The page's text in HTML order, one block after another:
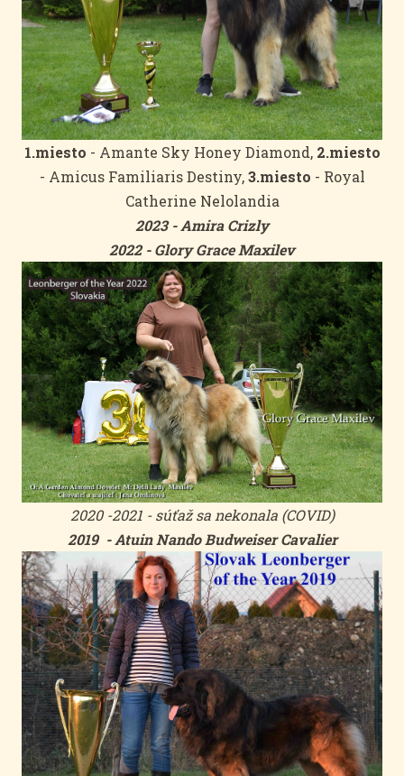
1.miesto - Amante Sky Honey Diamond, 2.miesto
- Amicus Familiaris Destiny,3.miesto - Royal
Catherine Nelolandia
2023 - Amira Crizly
2022 - Glory Grace Maxilev
2020 -2021 - súťaž sa nekonala (COVID)
2019 - Atuin Nando Budweiser Cavalier